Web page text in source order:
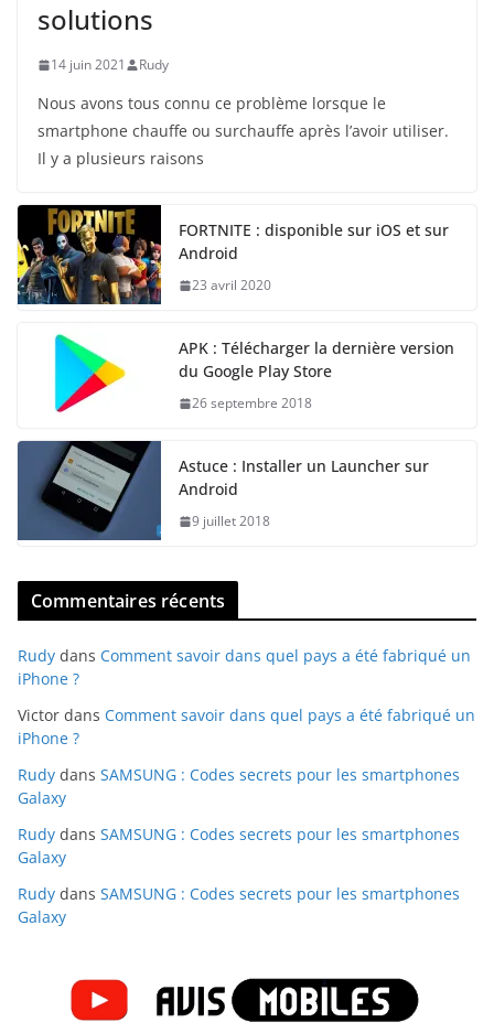
solutions
14 juin 2021 Rudy
Nous avons tous connu ce problème lorsque le
smartphone chauffe ou surchauffe après l’avoir utiliser.
Il y a plusieurs raisons
FORTNITE : disponible sur iOS et sur
Android
23 avril 2020
APK : Télécharger la dernière version
du Google Play Store
26 septembre 2018
Astuce : Installer un Launcher sur
Android
9 juillet 2018
Commentaires récents
Rudy dans Comment savoir dans quel pays a été fabriqué un
iPhone ?
Victor dans Comment savoir dans quel pays a été fabriqué un
iPhone ?
Rudy dans SAMSUNG : Codes secrets pour les smartphones
Galaxy
Rudy dans SAMSUNG : Codes secrets pour les smartphones
Galaxy
Rudy dans SAMSUNG : Codes secrets pour les smartphones
Galaxy